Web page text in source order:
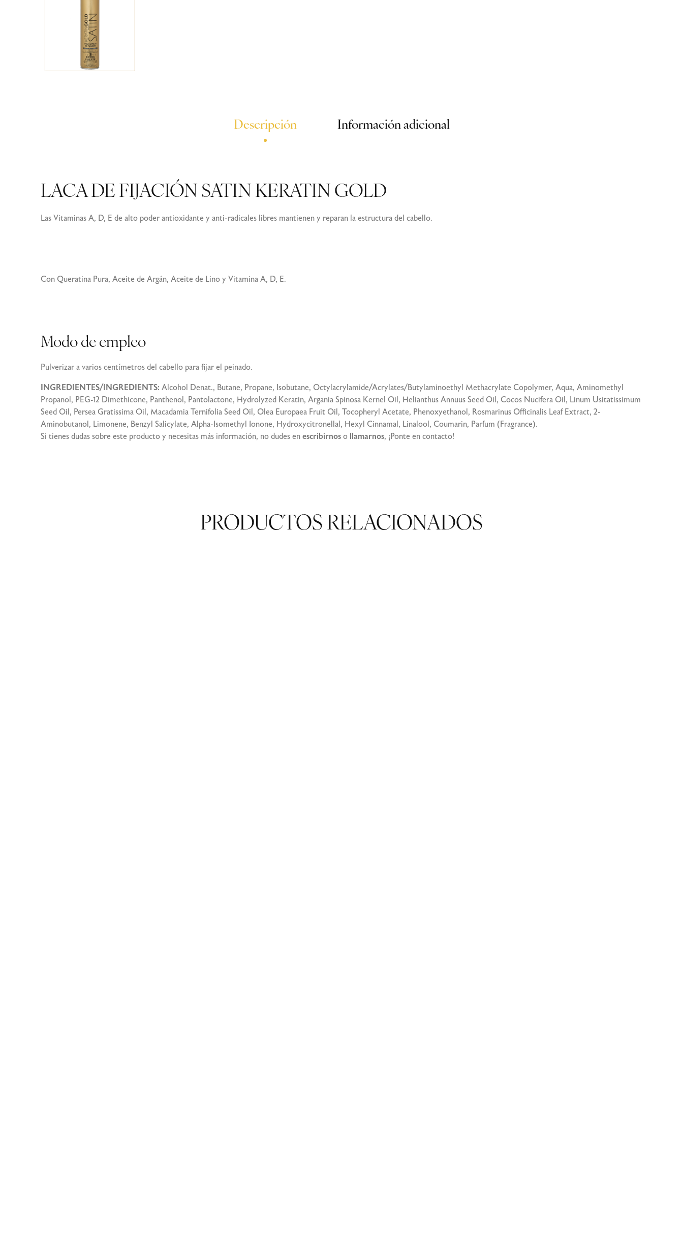
Descripción Información adicional
LACA DE FIJACIÓN SATIN KERATIN GOLD
Las Vitaminas A, D, E de alto poder antioxidante y anti-radicales libres mantienen y reparan la estructura del cabello.
Con Queratina Pura, Aceite de Argán, Aceite de Lino y Vitamina A, D, E.
Modo de empleo
Pulverizar a varios centímetros del cabello para fijar el peinado.
INGREDIENTES/INGREDIENTS: Alcohol Denat., Butane, Propane, Isobutane, Octylacrylamide/Acrylates/Butylaminoethyl Methacrylate Copolymer, Aqua, Aminomethyl
Propanol, PEG-12 Dimethicone, Panthenol, Pantolactone, Hydrolyzed Keratin, Argania Spinosa Kernel Oil, Helianthus Annuus Seed Oil, Cocos Nucifera Oil, Linum Usitatissimum
Seed Oil, Persea Gratissima Oil, Macadamia Ternifolia Seed Oil, Olea Europaea Fruit Oil, Tocopheryl Acetate, Phenoxyethanol, Rosmarinus Officinalis Leaf Extract, 2-
Aminobutanol, Limonene, Benzyl Salicylate, Alpha-Isomethyl Ionone, Hydroxycitronellal, Hexyl Cinnamal, Linalool, Coumarin, Parfum (Fragrance).
Si tienes dudas sobre este producto y necesitas más información, no dudes enescribirnoso llamarnos, ¡Ponte encontacto!
PRODUCTOS RELACIONADOS